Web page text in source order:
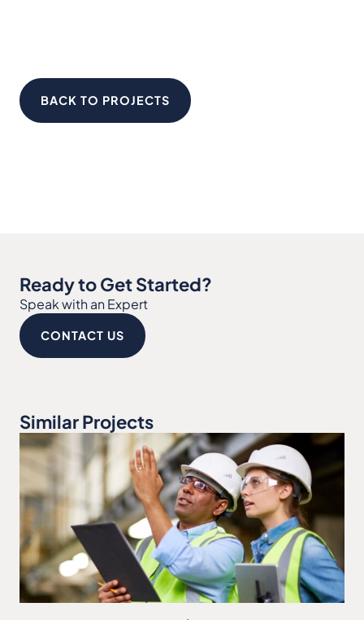
BACK TO PROJECTS
Ready to Get Started?
Speak with an Expert
CONTACT US
Similar Projects